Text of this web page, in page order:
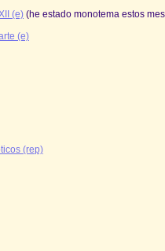
(e) (he estado monotema estos
(e)
(rep)